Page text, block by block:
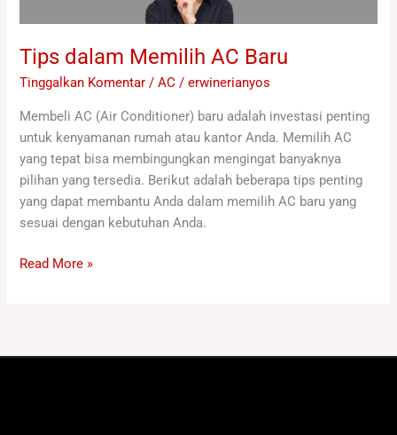
Tips dalam Memilih AC Baru
Tinggalkan Komentar /AC /erwinerianyos
Membeli AC (Air Conditioner) baru adalah investasi penting
untuk kenyamanan rumah atau kantor Anda. Memilih AC
yang tepat bisa membingungkan mengingat banyaknya
pilihan yang tersedia. Berikut adalah beberapa tips penting
yang dapat membantu Anda dalam memilih AC baru yang
sesuai dengan kebutuhan Anda.
Read More »